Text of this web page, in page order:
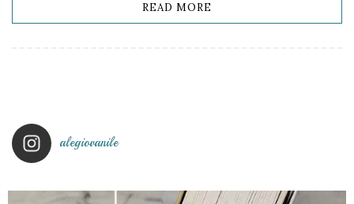
READ MORE
alegiovanile